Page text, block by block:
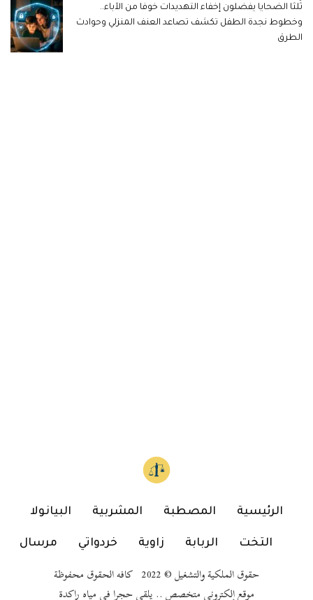
ثُلثا الضحايا يفضلون إخفاء التهديدات خوفا من الآباء..
وخطوط نجدة الطفل تكشف تصاعد العنف المنزلي وحوادث
الطرق
الرئيسية المصطبة المشربية البيانولا
التخت الربابة زاوية خردواتي مرسال
حقوق الملكية والتشغيل © 2022 كافه الحقوق محفوظة
موقع إلكتروني متخصص .. يلقي حجرا في مياه راكدة